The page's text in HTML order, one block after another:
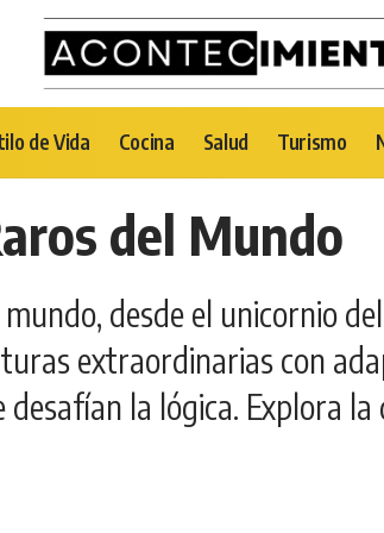
de Vida Cocina Salud Turismo
del Mundo
desde el unicornio
extraordinarias con
la lógica. Explora